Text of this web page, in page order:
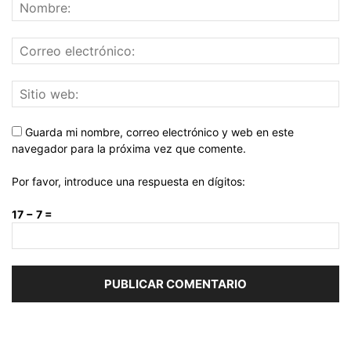
Guarda mi nombre, correo electrónico y web en este
navegador para la próxima vez que comente.
Por favor, introduce una respuesta en dígitos:
17 − 7 =